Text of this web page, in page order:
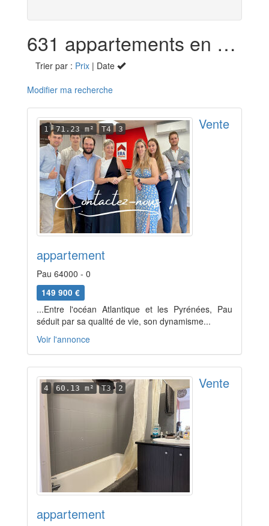
631 appartements en vente dans les Pyrénées-Atlantiques (64)
Trier par : Prix | Date
Modifier ma recherche
1 71.23 m² T4 3 Vente
appartement
Pau 64000 - 0
149 900 €
...Entre l'océan Atlantique et les Pyrénées, Pau
séduit par sa qualité de vie, son dynamisme...
Voir l'annonce
4 60.13 m² T3 2 Vente
appartement